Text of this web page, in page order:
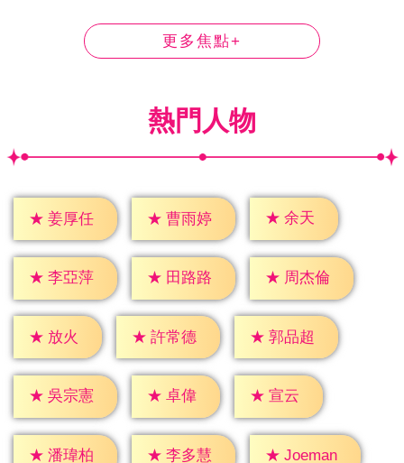
更多焦點+
熱門人物
★ 姜厚任 ★ 曹雨婷 ★ 余天
★ 李亞萍 ★ 田路路 ★ 周杰倫
★ 放火 ★ 許常德 ★ 郭品超
★ 吳宗憲 ★ 卓偉 ★ 宣云
★ 潘瑋柏 ★ 李多慧 ★ Joeman